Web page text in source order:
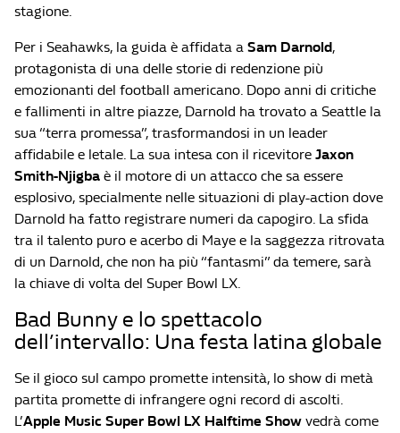
stagione.
Per i Seahawks, la guida è affidata a Sam Darnold,
protagonista di una delle storie di redenzione più
emozionanti del football americano. Dopo anni di critiche
e fallimenti in altre piazze, Darnold ha trovato a Seattle la
sua “terra promessa”, trasformandosi in un leader
affidabile e letale. La sua intesa con il ricevitore Jaxon
Smith-Njigba è il motore di un attacco che sa essere
esplosivo, specialmente nelle situazioni di play-action dove
Darnold ha fatto registrare numeri da capogiro. La sfida
tra il talento puro e acerbo di Maye e la saggezza ritrovata
di un Darnold, che non ha più “fantasmi” da temere, sarà
la chiave di volta del Super Bowl LX.
Bad Bunny e lo spettacolo
dell’intervallo: Una festa latina globale
Se il gioco sul campo promette intensità, lo show di metà
partita promette di infrangere ogni record di ascolti.
L’Apple Music Super Bowl LX Halftime Show vedrà come